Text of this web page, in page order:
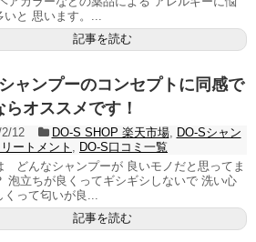
と 思います。...
記事を読む
ャンプーのコンセプトに同感で
らオススメです！
12 DO-S SHOP 楽天市場,
DO-Sシャン
ートメント
DO-S口コミ一覧
どんなシャンプーが 良いモノだと思ってま
泡立ちが良くってギシギシしないで 洗い心
って匂いが良...
記事を読む